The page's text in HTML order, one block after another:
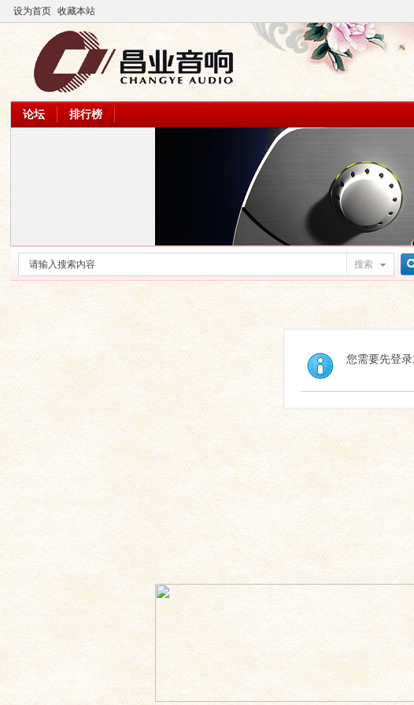
设为首页 收藏本站
论坛 排行榜
搜索
索
您需要先登